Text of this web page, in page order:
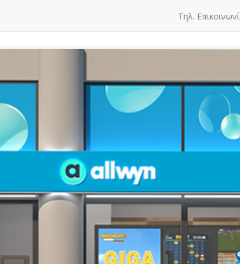
Τηλ.